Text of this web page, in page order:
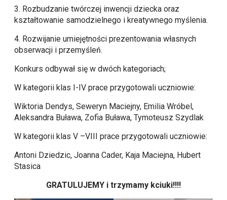
3. Rozbudzanie twórczej inwencji dziecka oraz
kształtowanie samodzielnego i kreatywnego myślenia.
4. Rozwijanie umiejętności prezentowania własnych
obserwacji i przemyśleń.
Konkurs odbywał się w dwóch kategoriach;
W kategorii klas I-IV prace przygotowali uczniowie:
Wiktoria Dendys, Seweryn Maciejny, Emilia Wróbel,
Aleksandra Buława, Zofia Buława, Tymoteusz Szydlak
W kategorii klas V –VIII prace przygotowali uczniowie:
Antoni Dziedzic, Joanna Cader, Kaja Maciejna, Hubert
Stasica
GRATULUJEMY i trzymamy kciuki!!!!